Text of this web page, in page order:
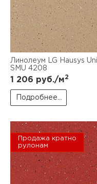
Линолеум LG Hausys
SMU 4208
1 206 руб./м2
Подробнее...
Продажа кратно
рулонам